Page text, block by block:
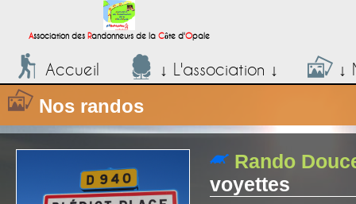
Association des Randonneurs de la Côte d'Opale
Accueil ↓ L'association ↓ ↓
Nos randos
Rando
voyettes